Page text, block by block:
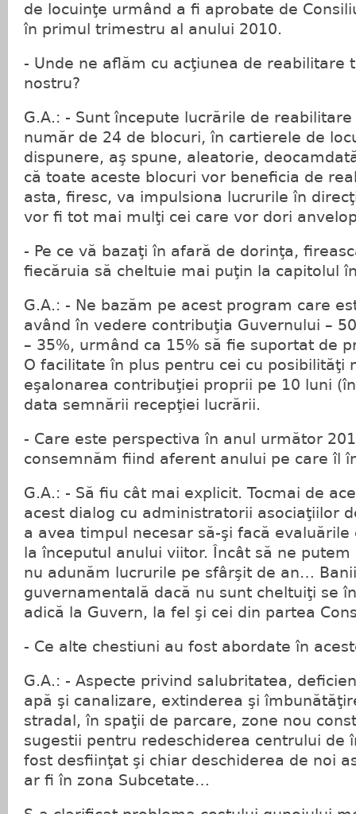
de locuinţe urmând a fi aprobate de
în primul trimestru al anului 2010.
- Unde ne aflăm cu acţiunea de reabilitare
nostru?
G.A.: - Sunt începute lucrările de
număr de 24 de blocuri, în cartierele de
dispunere, aş spune, aleatorie,
că toate aceste blocuri vor beneficia de
asta, firesc, va impulsiona lucrurile în
vor fi tot mai mulţi cei care vor dori
- Pe ce vă bazaţi în afară de dorinţa,
fiecăruia să cheltuie mai puţin la capitolul
G.A.: - Ne bazăm pe acest program care
având în vedere contribuţia Guvernului –
– 35%, urmând ca 15% să fie suportat de
O facilitate în plus pentru cei cu posibilităţi
eşalonarea contribuţiei proprii pe 10 luni
data semnării recepţiei lucrării.
- Care este perspectiva în anul următor
consemnăm fiind aferent anului pe care îl
G.A.: - Să fiu cât mai explicit. Tocmai de
acest dialog cu administratorii asociaţiilor
a avea timpul necesar să-şi facă
la începutul anului viitor. Încât să ne
nu adunăm lucrurile pe sfârşit de an…
guvernamentală dacă nu sunt cheltuiţi se
adică la Guvern, la fel şi cei din partea
- Ce alte chestiuni au fost abordate în
G.A.: - Aspecte privind salubritatea,
apă şi canalizare, extinderea şi
stradal, în spaţii de parcare, zone nou
sugestii pentru redeschiderea centrului de
fost desfiinţat şi chiar deschiderea de noi
ar fi în zona Subcetate…